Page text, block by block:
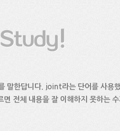
말한답니다. joint라는 단어를 사용
면 전체 내용을 잘 이해하지 못하는